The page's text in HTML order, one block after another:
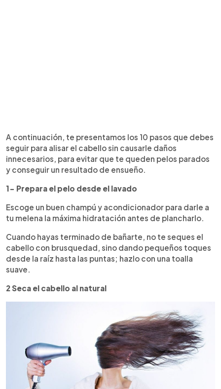
A continuación, te presentamos los 10 pasos que debes
seguir para alisar el cabello sin causarle daños
innecesarios, para evitar que te queden pelos parados
y conseguir un resultado de ensueño.
1- Prepara el pelo desde el lavado
Escoge un buen champú y acondicionador para darle a
tu melena la máxima hidratación antes de plancharlo.
Cuando hayas terminado de bañarte, no te seques el
cabello con brusquedad, sino dando pequeños toques
desde la raíz hasta las puntas; hazlo con una toalla
suave.
2 Seca el cabello al natural